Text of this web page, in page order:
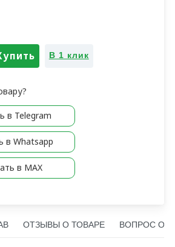
В 1 клик
в Telegram
в Whatsapp
в MAX
ОТЗЫВЫ О ТОВАРЕ ВОПРОС О